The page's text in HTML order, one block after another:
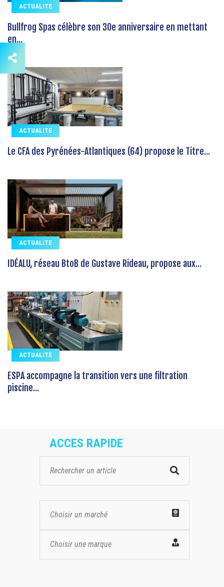
ACTUALITE
Bullfrog Spas célèbre son 30e anniversaire en mettant
en...
ACTUALITE
Le CFA des Pyrénées-Atlantiques (64) propose le Titre...
ACTUALITE
IDÉALU, réseau BtoB de Gustave Rideau, propose aux...
ACTUALITE
ESPA accompagne la transition vers une filtration
piscine...
ACCES RAPIDE
Choisir un marché
Choisir une marque